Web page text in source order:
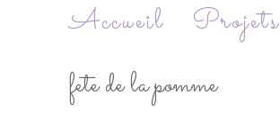
Accueil Projets
fete de la pomme